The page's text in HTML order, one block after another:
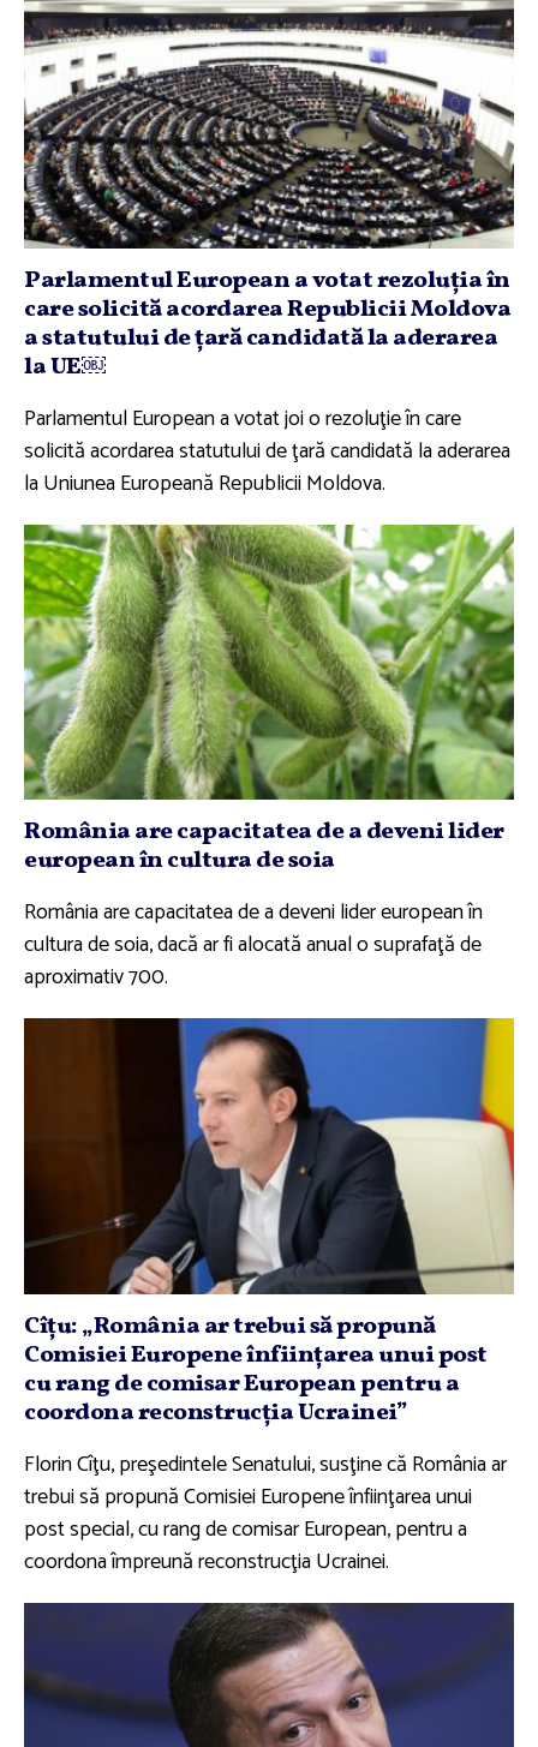
Parlamentul European a votat rezoluţia în
care solicită acordarea Republicii Moldova
a statutului de ţară candidată la aderarea
la UE￼
Parlamentul European a votat joi o rezoluţie în care
solicită acordarea statutului de ţară candidată la aderarea
la Uniunea Europeană Republicii Moldova.
România are capacitatea de a deveni lider
european în cultura de soia
România are capacitatea de a deveni lider european în
cultura de soia, dacă ar fi alocată anual o suprafaţă de
aproximativ 700.
Cîţu: „România ar trebui să propună
Comisiei Europene înfiinţarea unui post
cu rang de comisar European pentru a
coordona reconstrucţia Ucrainei”
Florin Cîţu, preşedintele Senatului, susţine că România ar
trebui să propună Comisiei Europene înfiinţarea unui
post special, cu rang de comisar European, pentru a
coordona împreună reconstrucţia Ucrainei.